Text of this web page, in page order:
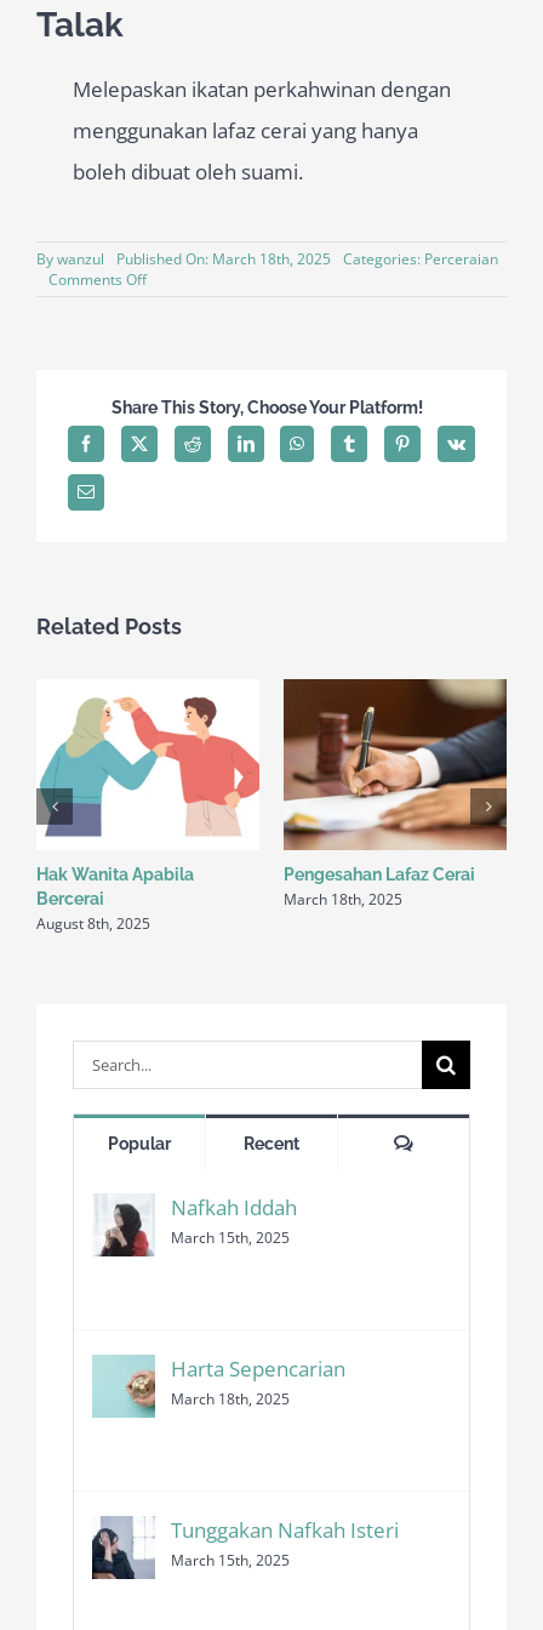
Search
Popular Recent Comments
Nafkah Iddah
March 15th, 2025
Harta Sepencarian
March 18th, 2025
Tunggakan Nafkah Isteri
March 15th, 2025
Talak
Melepaskan ikatan perkahwinan dengan
menggunakan lafaz cerai yang hanya
boleh dibuat oleh suami.
Bywanzul Published On: March 18th, 2025 Categories: Perceraian
Comments Offon
Share This Story, Choose Your Platform!
Related Posts
Hak Wanita Apabila
Bercerai
August 8th, 2025
Pengesahan Lafaz Cerai
March 18th, 2025